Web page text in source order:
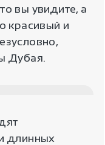
вы увидите, а
красивый и
Дубая.
длинных